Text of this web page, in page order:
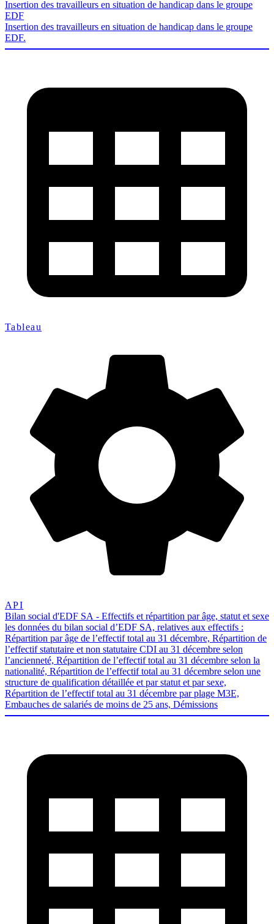
Insertion des travailleurs en situation de handicap dans le groupe
EDF
Insertion des travailleurs en situation de handicap dans le groupe
EDF.
Tableau
API
Bilan social d'EDF SA - Effectifs et répartition par âge, statut et sexe
les données du bilan social d’EDF SA, relatives aux effectifs :
Répartition par âge de l’effectif total au 31 décembre, Répartition de
l’effectif statutaire et non statutaire CDI au 31 décembre selon
l’ancienneté, Répartition de l’effectif total au 31 décembre selon la
nationalité, Répartition de l’effectif total au 31 décembre selon une
structure de qualification détaillée et par statut et par sexe,
Répartition de l’effectif total au 31 décembre par plage M3E,
Embauches de salariés de moins de 25 ans, Démissions